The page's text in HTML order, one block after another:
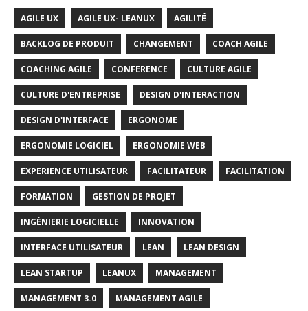
AGILE UX AGILE UX- LEANUX AGILITÉ
BACKLOG DE PRODUIT CHANGEMENT COACH AGILE
COACHING AGILE CONFERENCE CULTURE AGILE
CULTURE D'ENTREPRISE DESIGN D'INTERACTION
DESIGN D'INTERFACE ERGONOME
ERGONOMIE LOGICIEL ERGONOMIE WEB
EXPERIENCE UTILISATEUR FACILITATEUR FACILITATION
FORMATION GESTION DE PROJET
INGÈNIERIE LOGICIELLE INNOVATION
INTERFACE UTILISATEUR LEAN LEAN DESIGN
LEAN STARTUP LEANUX MANAGEMENT
MANAGEMENT 3.0 MANAGEMENT AGILE